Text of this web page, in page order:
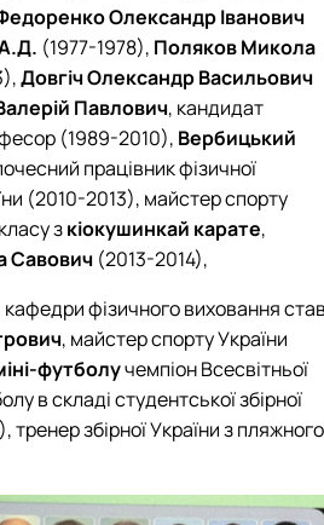
Олександр Іванович
(1977-1978), Поляков Микола
Довгіч Олександр Васильович
Павлович, кандидат
(1989-2010), Вербицький
працівник фізичної
(2010-2013), майстер спорту
зкіокушинкай карате,
Савович (2013-2014),
кафедри фізичного виховання
, майстер спорту України
футболучемпіон Всесвітньої
в складі студентської збірної
збірної України з пляжного